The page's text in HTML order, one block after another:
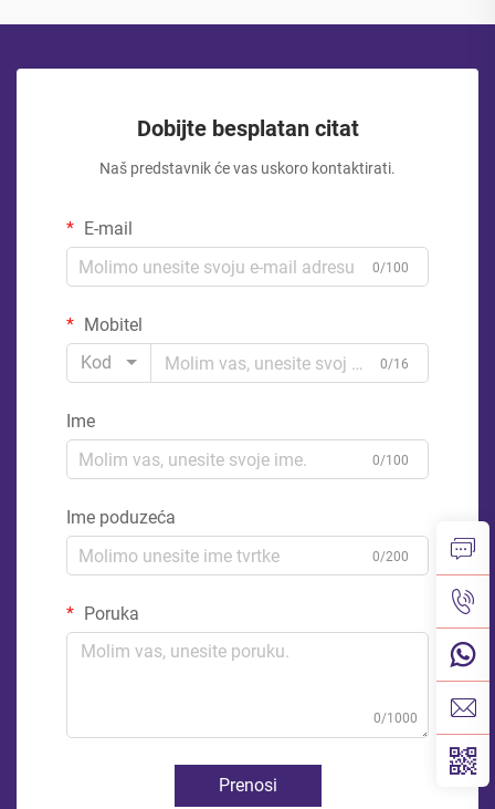
Dobijte besplatan citat
Naš predstavnik će vas uskoro kontaktirati.
E-mail
0/100
Mobitel
Kod
0/16
Ime
0/100
Ime poduzeća
0/200
Poruka
0/1000
Prenosi